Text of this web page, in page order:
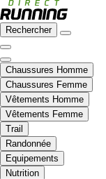
Rechercher
Chaussures Homme
Chaussures Femme
Vêtements Homme
Vêtements Femme
Trail
Randonnée
Equipements
Nutrition